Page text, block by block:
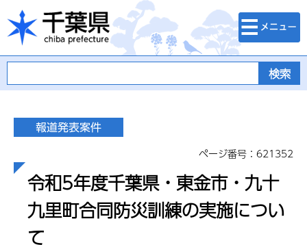
千葉県
検索・メニュ
ー
ページ番号：621352
令和5年度千葉県・東金市・九十
九里町合同防災訓練の実施につい
て